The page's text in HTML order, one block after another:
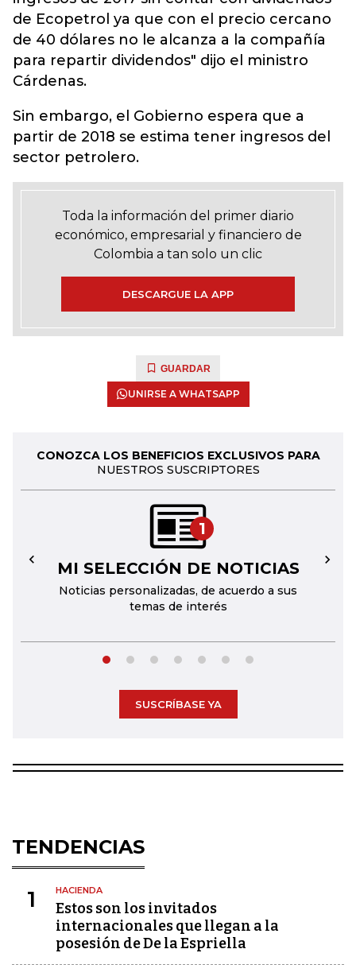
de Ecopetrol ya que con el precio cercano
de 40 dólares no le alcanza a la compañía
para repartir dividendos" dijo el ministro
Cárdenas.
Sin embargo, el Gobierno espera que a
partir de 2018 se estima tener ingresos del
sector petrolero.
Toda la información del primer diario
económico, empresarial y financiero de
Colombia a tan solo un clic
DESCARGUE LA APP
GUARDAR
UNIRSE A WHATSAPP
CONOZCA LOS BENEFICIOS EXCLUSIVOS PARA
NUESTROS SUSCRIPTORES
1
MI SELECCIÓN DE NOTICIAS
Noticias personalizadas, de acuerdo a sus
temas de interés
← →
SUSCRÍBASE YA
TENDENCIAS
1 HACIENDA
Estos son los invitados
internacionales que llegan a la
posesión de De la Espriella